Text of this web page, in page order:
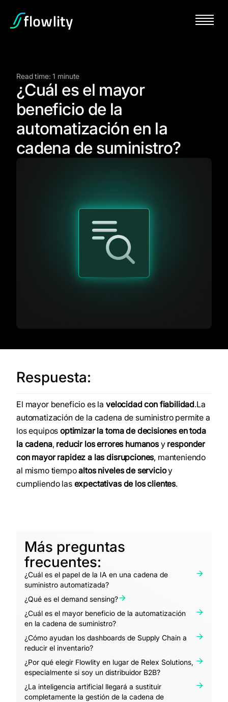
Read time: 1 minute
¿Cuál es el mayor
beneficio de la
automatización en la
cadena de suministro?
Respuesta:
El mayor beneficio es la velocidad con fiabilidad.La
automatización de la cadena de suministro permite a
los equiposoptimizar la toma de decisiones en toda
la cadena, reducir los errores humanosy responder
con mayor rapidez a las disrupciones, manteniendo
al mismo tiempoaltos niveles de servicioy
cumpliendo las expectativas de los clientes.
Más preguntas
frecuentes:
¿Cuál es el papel de la IA en una cadena de
suministro automatizada?
¿Qué es el demand sensing?
¿Cuál es el mayor beneficio de la automatización
en la cadena de suministro?
¿Cómo ayudan los dashboards de Supply Chain a
reducir el inventario?
¿Por qué elegir Flowlity en lugar de Relex Solutions,
especialmente si soy un distribuidor B2B?
¿La inteligencia artificial llegará a sustituir
completamente la gestión de la cadena de